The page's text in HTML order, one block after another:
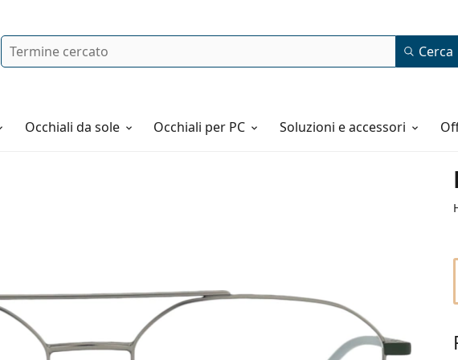
Ricerca Cerca
Occhiali da sole Occhiali per PC Soluzioni e accessori